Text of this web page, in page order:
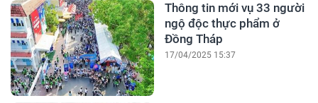
Thông tin mới vụ 33 người
ngộ độc thực phẩm ở
Đồng Tháp
17/04/2025 15:37